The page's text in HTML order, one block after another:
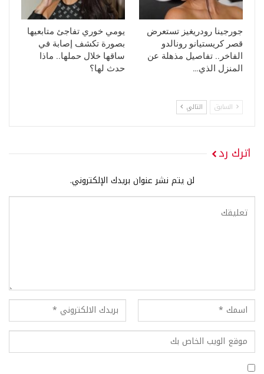
جورجينا رودريغيز تستعرض
قصر كريستيانو رونالدو
الفاخر.. تفاصيل مذهلة عن
المنزل الذي…
يومي خوري تفاجئ متابعيها
بصورة تكشف إصابة في
ساقها خلال حملها.. ماذا
حدث لها؟
السابق التالي
اترك رد
لن يتم نشر عنوان بريدك الإلكتروني.